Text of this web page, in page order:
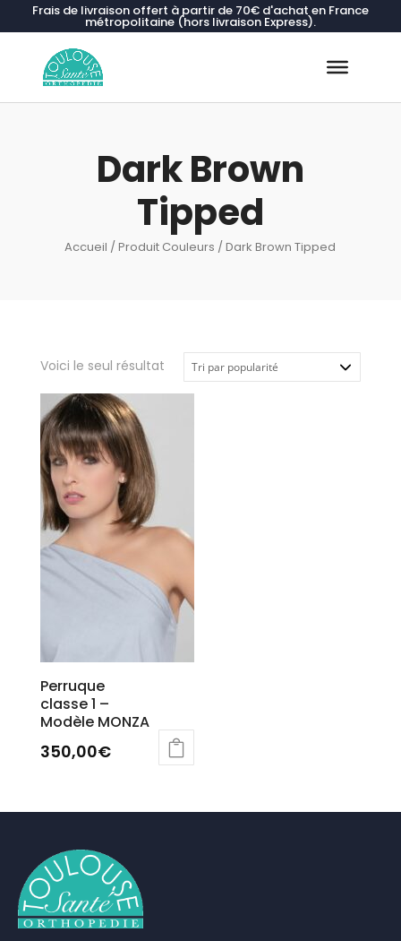
Frais de livraison offert à partir de 70€ d'achat en France
métropolitaine (hors livraison Express).
Dark Brown
Tipped
Accueil / Produit Couleurs / Dark Brown Tipped
Voici le seul résultat
Perruque
classe 1 –
Modèle MONZA
350,00€
a
variations.
Les
options
peuvent
être